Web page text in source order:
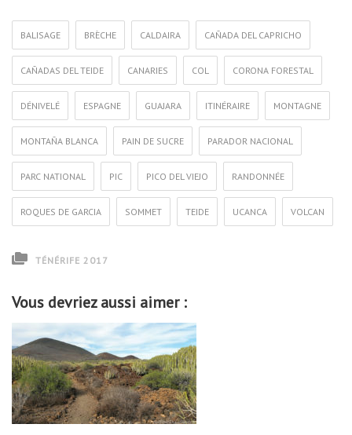
BALISAGE BRÈCHE CALDAIRA CAÑADA DEL CAPRICHO
CAÑADAS DEL TEIDE CANARIES COL CORONA FORESTAL
DÉNIVELÉ ESPAGNE GUAJARA ITINÉRAIRE MONTAGNE
MONTAÑA BLANCA PAIN DE SUCRE PARADOR NACIONAL
PARC NATIONAL PIC PICO DEL VIEJO RANDONNÉE
ROQUES DE GARCIA SOMMET TEIDE UCANCA VOLCAN
TÉNÉRIFE 2017
Vous devriez aussi aimer :